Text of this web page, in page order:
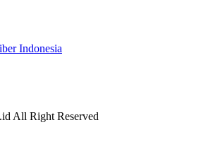
Indonesia
All Right Reserved